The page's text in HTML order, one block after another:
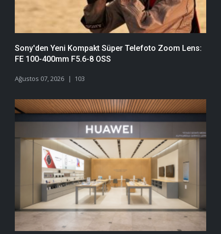
Sony'den Yeni Kompakt Süper Telefoto Zoom Lens:
FE 100-400mm F5.6-8 OSS
Ağustos 07, 2026 103